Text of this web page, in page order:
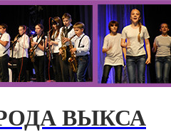
ВЫКСА